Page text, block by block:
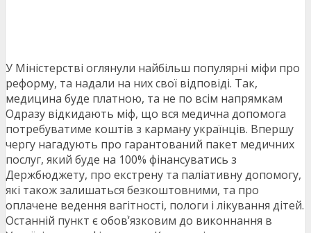
У Міністерстві оглянули найбільш популярні міфи про
реформу, та надали на них свої відповіді. Так,
медицина буде платною, та не по всім напрямкам
Одразу відкидають міф, що вся медична допомога
потребуватиме коштів з карману українців. Впершу
чергу нагадують про гарантований пакет медичних
послуг, який буде на 100% фінансуватись з
Держбюджету, про екстрену та паліативну допомогу,
які також залишаться безкоштовними, та про
оплачене ведення вагітності, пологи і лікування дітей.
Останній пункт є обовׄ’язковим до виконнання в